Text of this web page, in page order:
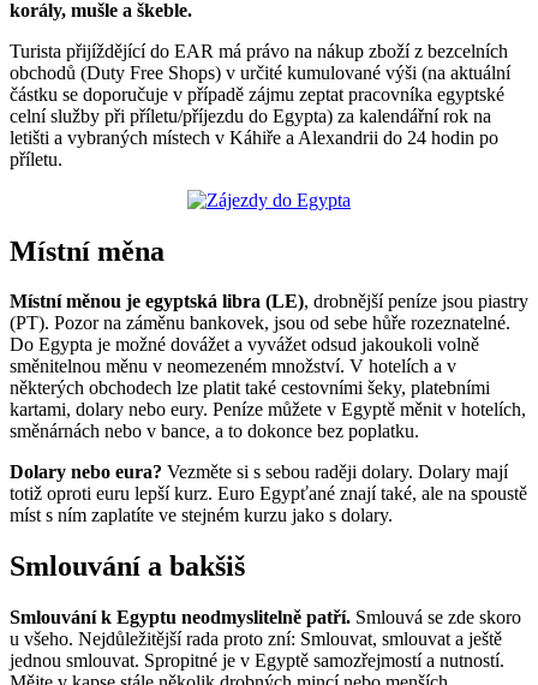
korály, mušle a škeble.
Turista přijíždějící do EAR má právo na nákup zboží z bezcelních
obchodů (Duty Free Shops) v určité kumulované výši (na aktuální
částku se doporučuje v případě zájmu zeptat pracovníka egyptské
celní služby při příletu/příjezdu do Egypta) za kalendářní rok na
letišti a vybraných místech v Káhiře a Alexandrii do 24 hodin po
příletu.
Místní měna
Místní měnou je egyptská libra (LE), drobnější peníze jsou piastry
(PT). Pozor na záměnu bankovek, jsou od sebe hůře rozeznatelné.
Do Egypta je možné dovážet a vyvážet odsud jakoukoli volně
směnitelnou měnu v neomezeném množství. V hotelích a v
některých obchodech lze platit také cestovními šeky, platebními
kartami, dolary nebo eury. Peníze můžete v Egyptě měnit v hotelích,
směnárnách nebo v bance, a to dokonce bez poplatku.
Dolary nebo eura? Vezměte si s sebou raději dolary. Dolary mají
totiž oproti euru lepší kurz. Euro Egypťané znají také, ale na spoustě
míst s ním zaplatíte ve stejném kurzu jako s dolary.
Smlouvání a bakšiš
Smlouvání k Egyptu neodmyslitelně patří. Smlouvá se zde skoro
u všeho. Nejdůležitější rada proto zní: Smlouvat, smlouvat a ještě
jednou smlouvat. Spropitné je v Egyptě samozřejmostí a nutností.